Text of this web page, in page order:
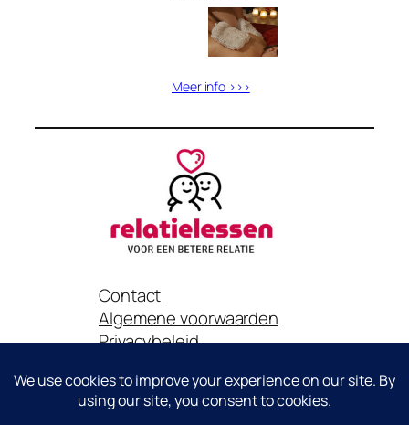
Meer info >>>
Contact
Algemene voorwaarden
Privacybeleid
Het is niet toegestaan om content van deze website zonder
toestemming van Relatielessen.nl te gebruiken voor eigen